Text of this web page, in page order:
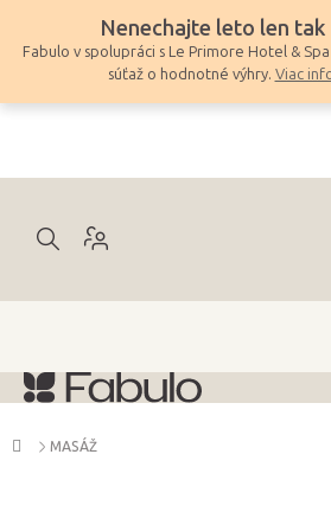
obsah
Nenechajte leto len
Fabulo v spolupráci s Le Primore Hotel &
súťaž o hodnotné výhry. Viac
Domov
MASÁŽ